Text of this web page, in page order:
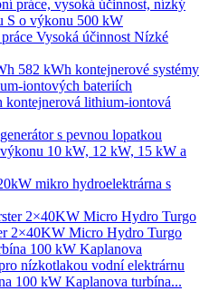
Vysoká účinnost Nízké
kontejnerová lithium-iontová
mikro hydroelektrárna s
2×40KW Micro Hydro Turgo
100 kW Kaplanova turbína...